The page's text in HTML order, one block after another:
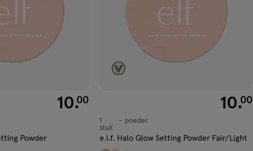
€ 10.00
10.00
Powder
€ 10.00
10.00
poeder
1
stuk
poeder
e.l.f. Halo Glow Setting Powder Fair/Light